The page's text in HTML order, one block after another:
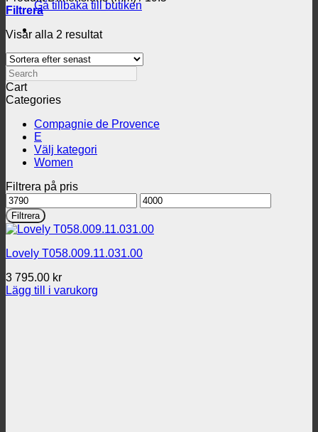
Gå tillbaka till butiken
Filtrera
Visar alla 2 resultatSortera
senaste
Search
Cart
Categories
Compagnie de Provence
E
Välj kategori
Women
Filtrera på pris
Min
pris
Max
pris
Filtrera
Lovely T058.009.11.031.00
3 795.00 kr
Lägg till i varukorg